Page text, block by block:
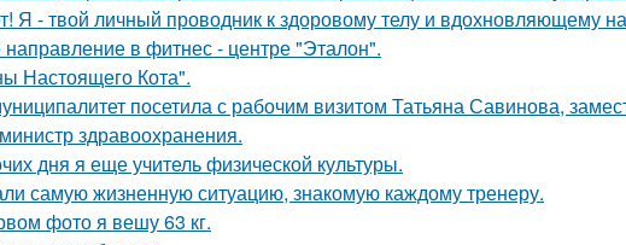
Я - твой личный проводник к здоровому телу и вдохновляющему
в фитнес - центре "Эталон".
Настоящего Кота".
посетила с рабочим визитом Татьяна Савинова,
здравоохранения.
дня я еще учитель физической культуры.
самую жизненную ситуацию, знакомую каждому тренеру.
фото я вешу 63 кг.